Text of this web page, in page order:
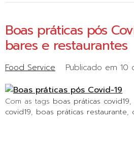
Boas práticas pós
bares e restaurantes
Food Service Publicado em 10
Com as tags boas práticas covid19,
covid19, boas práticas restaurante,